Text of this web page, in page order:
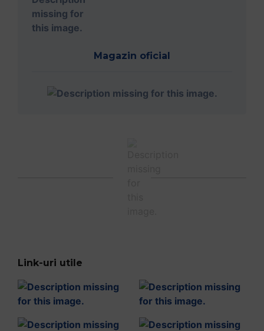
Magazin oficial
Link-uri utile